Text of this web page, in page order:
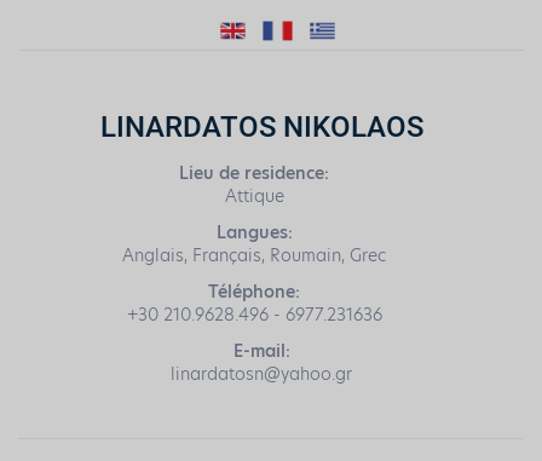
LINARDATOS NIKOLAOS
Lieu de residence:
Attique
Langues:
Anglais, Français, Roumain, Grec
Téléphone:
+30 210.9628.496 - 6977.231636
E-mail:
linardatosn@yahoo.gr